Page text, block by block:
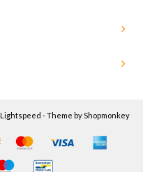
Lightspeed - Theme byShopmonkey